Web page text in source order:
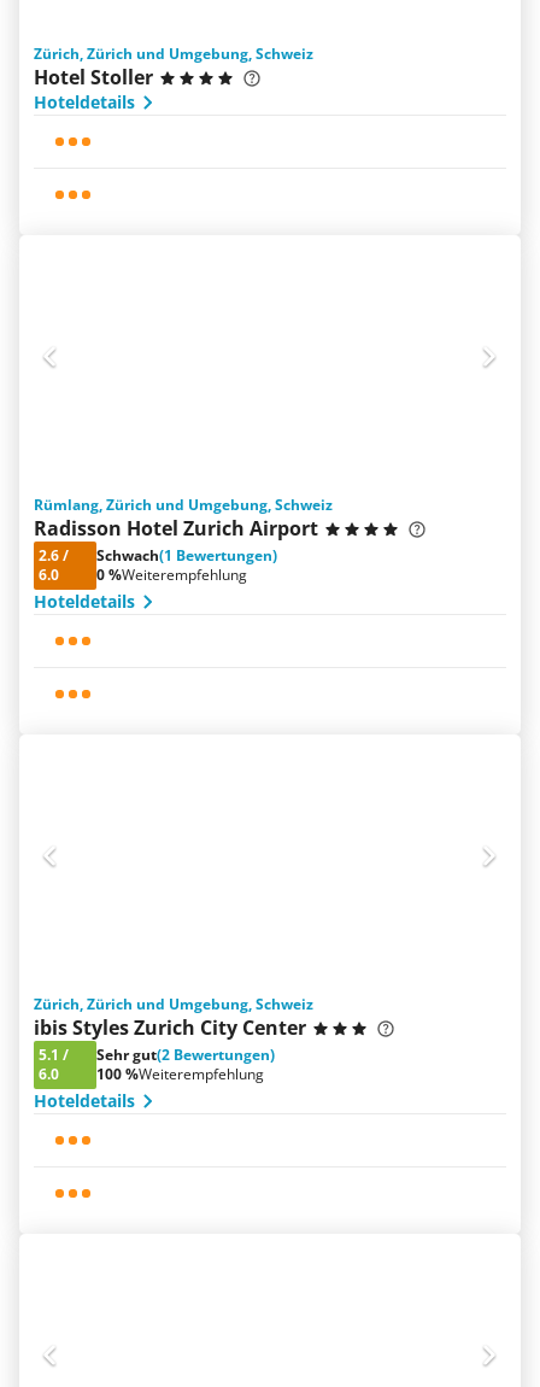
Zürich, Zürich und Umgebung, Schweiz
Hotel Stoller
Hoteldetails
Rümlang, Zürich und Umgebung, Schweiz
Radisson Hotel Zurich Airport
2.6/
6.0
Schwach(1 Bewertungen)
0 %Weiterempfehlung
Hoteldetails
Zürich, Zürich und Umgebung, Schweiz
ibis Styles Zurich City Center
5.1 /
6.0
Sehr gut(2 Bewertungen)
100 %Weiterempfehlung
Hoteldetails